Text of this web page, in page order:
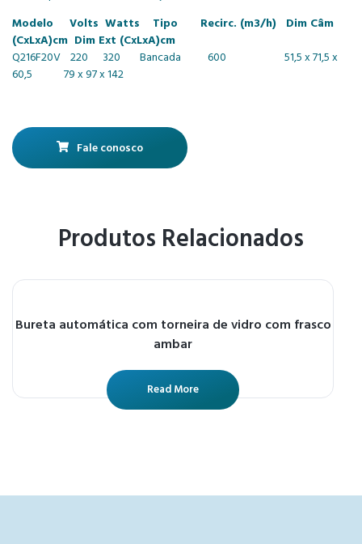
Modelo Volts Watts Tipo Recirc. (m3/h) Dim Câm
(CxLxA)cm Dim Ext (CxLxA)cm
Q216F20V 220 320 Bancada 600 51,5 x 71,5 x
60,5 79 x 97 x 142
Fale conosco
Produtos Relacionados
Bureta automática com torneira de vidro com frasco
ambar
Read More